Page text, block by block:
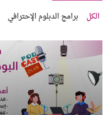
كادر الأكاديمية
الدورات
المركز الإعلامي
تواصل معنا
الكل برامج الدبلوم الإحترافي